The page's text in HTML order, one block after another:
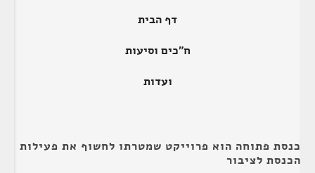
דף הבית
ח"כים וסיעות
ועדות
כנסת פתוחה הוא פרוייקט שמטרתו לחשוף את פעילות
הכנסת לציבור